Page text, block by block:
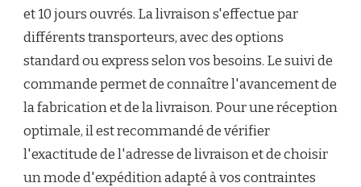
et 10 jours ouvrés. La livraison s'effectue par
différents transporteurs, avec des options
standard ou express selon vos besoins. Le suivi de
commande permet de connaître l'avancement de
la fabrication et de la livraison. Pour une réception
optimale, il est recommandé de vérifier
l'exactitude de l'adresse de livraison et de choisir
un mode d'expédition adapté à vos contraintes